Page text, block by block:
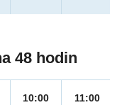
48 hodin
10:00
11:00